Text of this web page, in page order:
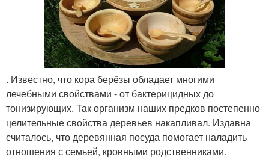
. Известно, что кора берёзы обладает многими
лечебными свойствами - от бактерицидных до
тонизирующих. Так организм наших предков постепенно
целительные свойства деревьев накапливал. Издавна
считалось, что деревянная посуда помогает наладить
отношения с семьей, кровными родственниками.